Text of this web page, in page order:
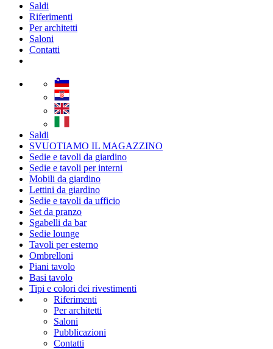
Saldi
Riferimenti
Per architetti
Saloni
Contatti
Saldi
SVUOTIAMO IL MAGAZZINO
Sedie e tavoli da giardino
Sedie e tavoli per interni
Mobili da giardino
Lettini da giardino
Sedie e tavoli da ufficio
Set da pranzo
Sgabelli da bar
Sedie lounge
Tavoli per esterno
Ombrelloni
Piani tavolo
Basi tavolo
Tipi e colori dei rivestimenti
Riferimenti
Per architetti
Saloni
Pubblicazioni
Contatti